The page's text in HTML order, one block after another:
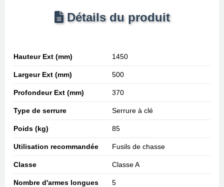
Détails du produit
Hauteur Ext (mm) 1450
Largeur Ext (mm) 500
Profondeur Ext (mm) 370
Type de serrure Serrure à clé
Poids (kg) 85
Utilisation recommandée Fusils de chasse
Classe Classe A
Nombre d'armes longues 5